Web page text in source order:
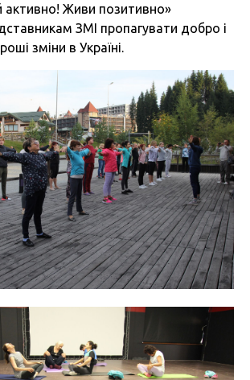
активно! Живи позитивно»
ЗМІ пропагувати добро і
зміни в Україні.